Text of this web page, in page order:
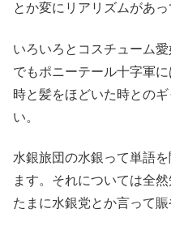
とか変にリアリズムがあっ
いろいろとコスチューム
でもポニーテール十字軍
時と髪をほどいた時との
い。
水銀旅団の水銀って単語
ます。それについては全
たまに水銀党とか言って賑